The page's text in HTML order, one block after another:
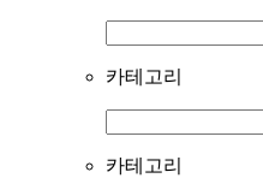
카테고리
카테고리